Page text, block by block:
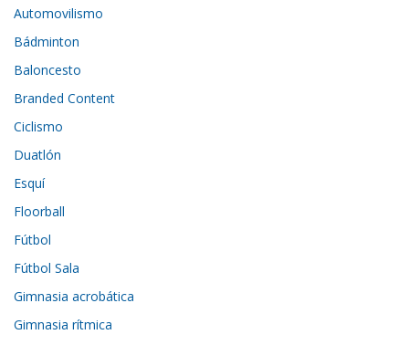
Automovilismo
Bádminton
Baloncesto
Branded Content
Ciclismo
Duatlón
Esquí
Floorball
Fútbol
Fútbol Sala
Gimnasia acrobática
Gimnasia rítmica